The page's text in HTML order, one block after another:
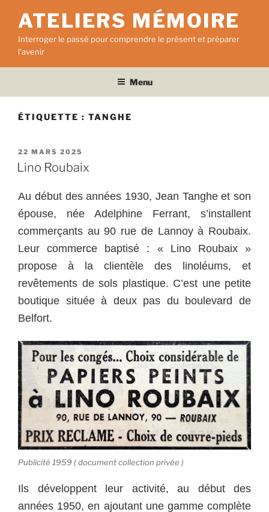
contenu
principal
ATELIERS MÉMOIRE
Interroger le passé pour comprendre le présent et préparer
l'avenir
Menu
ÉTIQUETTE : TANGHE
PUBLIÉ
LE
22 MARS 2025
Lino Roubaix
Au début des années 1930, Jean Tanghe et son
épouse, née Adelphine Ferrant, s’installent
commerçants au 90 rue de Lannoy à Roubaix.
Leur commerce baptisé : « Lino Roubaix »
propose à la clientèle des linoléums, et
revêtements de sols plastique. C’est une petite
boutique située à deux pas du boulevard de
Belfort.
Publicité 1959 ( document collection privée )
Ils développent leur activité, au début des
années 1950, en ajoutant une gamme complète